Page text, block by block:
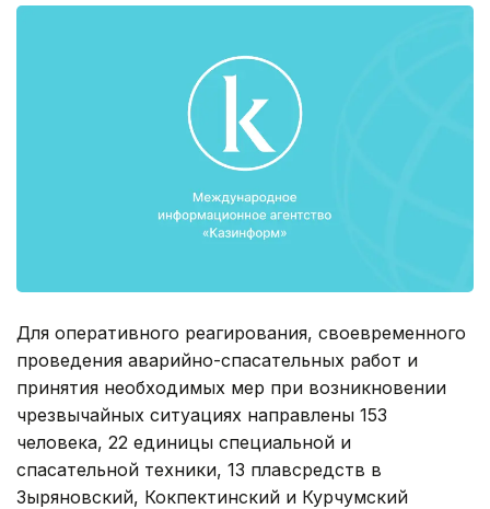
Для оперативного реагирования, своевременного
проведения аварийно-спасательных работ и
принятия необходимых мер при возникновении
чрезвычайных ситуациях направлены 153
человека, 22 единицы специальной и
спасательной техники, 13 плавсредств в
Зыряновский, Кокпектинский и Курчумский